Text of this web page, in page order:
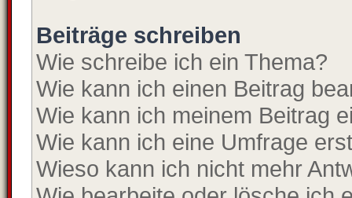
Beiträge schreiben
Wie schreibe ich ein Thema?
Wie kann ich einen Beitrag
Wie kann ich meinem Beitrag
Wie kann ich eine Umfrage
Wieso kann ich nicht mehr